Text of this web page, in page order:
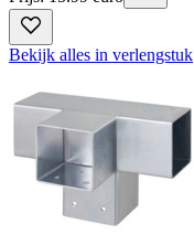
Bekijk alles in verlengstuk